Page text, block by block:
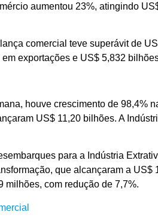
aumentou 23%, atingindo
comercial teve superávit de
exportações e US$ 5,832
houve crescimento de
US$ 11,20 bilhões. A
para a Indústria
que alcançaram a
milhões, com redução de 7,7%.